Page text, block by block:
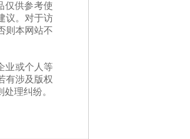
仅供参考使
议。对于访
则本网站不
业或个人等
有涉及版权
理纠纷。